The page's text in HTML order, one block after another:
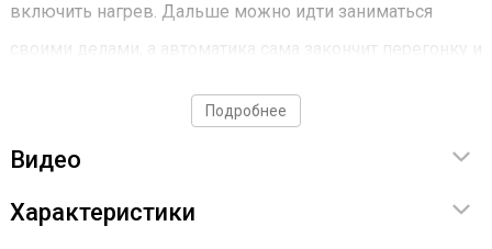
включить нагрев. Дальше можно идти заниматься
своими делами, а автоматика сама закончит перегонку и
Режим второй перегонки
Разделение спирта по фракциям обсуловлено тем, что у
Подробнее
Видео
Характеристики